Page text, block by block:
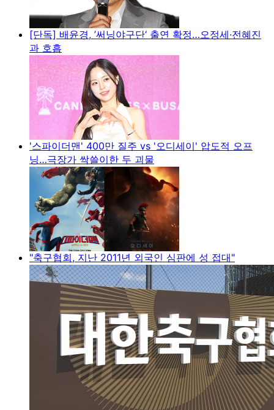
[단독] 배윤경, ’써닝야구단‘ 출연 확정…오정세·전혜진
과 호흡
'스파이더맨' 400만 질주 vs '오디세이' 압도적 오프
닝…극장가 싹쓸이한 두 괴물
"축구협회, 지난 2011년 외국인 심판에 성 접대"